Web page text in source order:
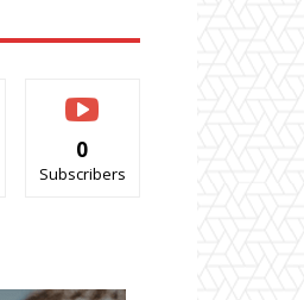
0
Subscribers